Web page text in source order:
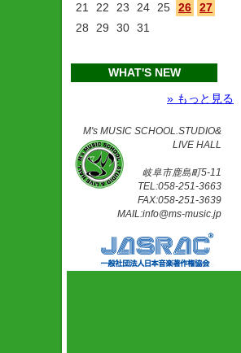
21
22 23 24 25 26
27
28
29 30 31
WHAT'S NEW
» もっと見る
M's MUSIC SCHOOL.STUDIO&
LIVE HALL
岐阜市鹿島町5-11
TEL:058-251-3663
FAX:058-251-3639
MAIL:info@ms-music.jp